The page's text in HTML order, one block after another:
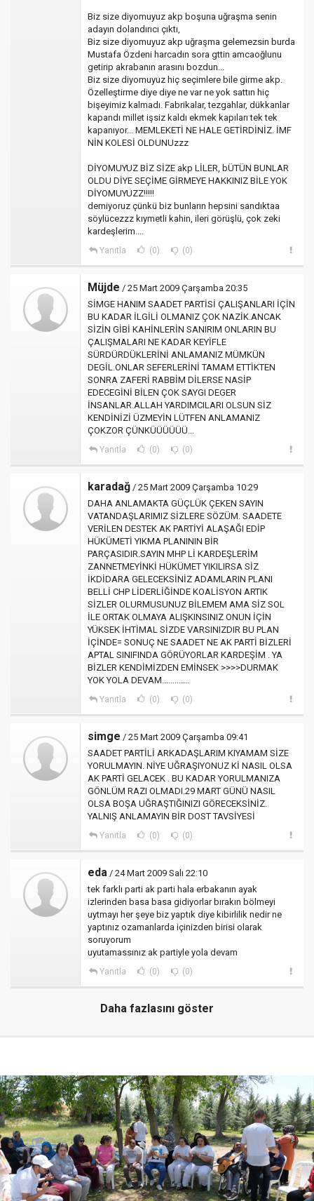
Biz size diyomuyuz akp boşuna uğraşma senin
adayın dolandırıcı çıktı,
Biz size diyomuyuz akp uğraşma gelemezsin burda
Mustafa Özdeni harcadın sora gttin amcaoğlunu
getirip akrabanın arasını bozdun...
Biz size diyomuyuz hiç seçimlere bile girme akp.
Özelleştirme diye diye ne var ne yok sattın hiç
bişeyimiz kalmadı. Fabrikalar, tezgahlar, dükkanlar
kapandı millet işsiz kaldı ekmek kapıları tek tek
kapanıyor... MEMLEKETİ NE HALE GETİRDİNİZ. İMF
NİN KOLESİ OLDUNUzzz
DİYOMUYUZ BİZ SİZE akp LİLER, bÜTÜN BUNLAR
OLDU DİYE SEÇİME GİRMEYE HAKKINIZ BİLE YOK
DİYOMUYUZZ!!!!!
demiyoruz çünkü biz bunların hepsini sandıktaa
söylücezzz kıymetli kahin, ileri görüşlü, çok zeki
kardeşlerim....
Yanıtla (0) (0)
Müjde / 25 Mart 2009 Çarşamba 20:35
SİMGE HANIM SAADET PARTİSİ ÇALIŞANLARI İÇİN
BU KADAR İLGİLİ OLMANIZ ÇOK NAZİK.ANCAK
SİZİN GİBİ KAHİNLERİN SANIRIM ONLARIN BU
ÇALIŞMALARI NE KADAR KEYİFLE
SÜRDÜRDÜKLERİNİ ANLAMANIZ MÜMKÜN
DEGİL.ONLAR SEFERLERİNİ TAMAM ETTİKTEN
SONRA ZAFERİ RABBİM DİLERSE NASİP
EDECEGİNİ BİLEN ÇOK SAYGI DEGER
İNSANLAR.ALLAH YARDIMCILARI OLSUN SİZ
KENDİNİZİ ÜZMEYİN LÜTFEN ANLAMANIZ
ÇOKZOR ÇÜNKÜÜÜÜÜÜ...
Yanıtla (0) (0)
karadağ / 25 Mart 2009 Çarşamba 10:29
DAHA ANLAMAKTA GÜÇLÜK ÇEKEN SAYIN
VATANDAŞLARIMIZ SİZLERE SÖZÜM. SAADETE
VERİLEN DESTEK AK PARTİYİ ALAŞAĞI EDİP
HÜKÜMETİ YIKMA PLANININ BİR
PARÇASIDIR.SAYIN MHP Lİ KARDEŞLERİM
ZANNETMEYİNKİ HÜKÜMET YIKILIRSA SİZ
İKDİDARA GELECEKSİNİZ ADAMLARIN PLANI
BELLİ CHP LİDERLİĞİNDE KOALİSYON ARTIK
SİZLER OLURMUSUNUZ BİLEMEM AMA SİZ SOL
İLE ORTAK OLMAYA ALIŞKINSINIZ ONUN İÇİN
YÜKSEK İHTİMAL SİZDE VARSINIZDIR BU PLAN
İÇİNDE= SONUÇ NE SAADET NE AK PARTİ BİZLERİ
APTAL SINIFINDA GÖRÜYORLAR KARDEŞİM . YA
BİZLER KENDİMİZDEN EMİNSEK >>>>DURMAK
YOK YOLA DEVAM.............
Yanıtla (0) (0)
simge / 25 Mart 2009 Çarşamba 09:41
SAADET PARTİLİ ARKADAŞLARIM KIYAMAM SİZE
YORULMAYIN. NİYE UĞRAŞIYONUZ Kİ NASIL OLSA
AK PARTİ GELACEK . BU KADAR YORULMANIZA
GÖNLÜM RAZI OLMADI.29 MART GÜNÜ NASIL
OLSA BOŞA UĞRAŞTIĞINIZI GÖRECEKSİNİZ.
YALNIŞ ANLAMAYIN BİR DOST TAVSİYESİ
Yanıtla (0) (0)
eda / 24 Mart 2009 Salı 22:10
tek farklı parti ak parti hala erbakanın ayak
izlerinden basa basa gidiyorlar bırakın bölmeyi
uytmayı her şeye biz yaptık diye kibirlilik nedir ne
yaptınız ozamanlarda içinizden birisi olarak
soruyorum
uyutamassınız ak partiyle yola devam
Yanıtla (0) (0)
Daha fazlasını göster